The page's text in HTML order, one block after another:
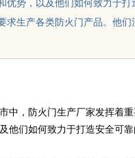
优势，以及他们如何致力于打
求生产各类防火门产品。他们
中，防火门生产厂家发挥着
们如何致力于打造安全可靠